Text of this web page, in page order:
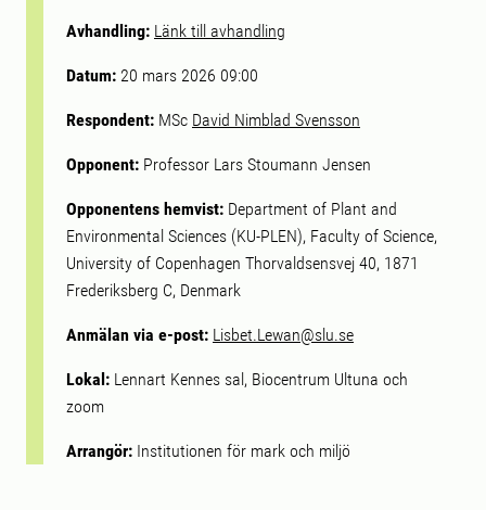
Avhandling: Länk till avhandling
Datum: 20 mars 2026 09:00
Respondent: MSc David Nimblad Svensson
Opponent: Professor Lars Stoumann Jensen
Opponentens hemvist: Department of Plant and
Environmental Sciences (KU-PLEN), Faculty of Science,
University of Copenhagen Thorvaldsensvej 40, 1871
Frederiksberg C, Denmark
Anmälan via e-post: Lisbet.Lewan@slu.se
Lokal: Lennart Kennes sal, Biocentrum Ultuna och
zoom
Arrangör: Institutionen för mark och miljö